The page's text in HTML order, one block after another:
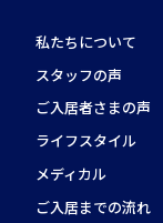
私たちについて
スタッフの声
ご入居者さまの声
ライフスタイル
メディカル
ご入居までの流れ